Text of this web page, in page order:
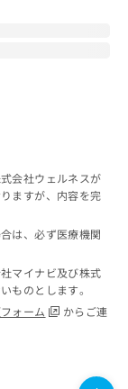
会社ウェルネスが
ますが、内容を完
は、必ず医療機関
マイナビ及び株式
ものとします。
ォーム
からご連